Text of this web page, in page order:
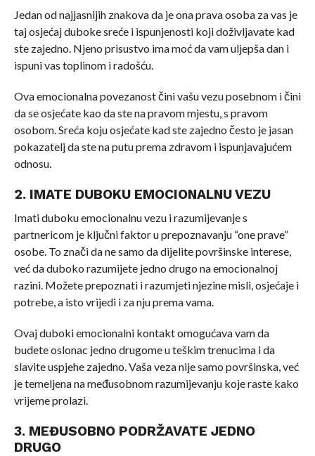
Jedan od najjasnijih znakova da je ona prava osoba za vas je
taj osjećaj duboke sreće i ispunjenosti koji doživljavate kad
ste zajedno. Njeno prisustvo ima moć da vam uljepša dan i
ispuni vas toplinom i radošću.
Ova emocionalna povezanost čini vašu vezu posebnom i čini
da se osjećate kao da ste na pravom mjestu, s pravom
osobom. Sreća koju osjećate kad ste zajedno često je jasan
pokazatelj da ste na putu prema zdravom i ispunjavajućem
odnosu.
2. IMATE DUBOKU EMOCIONALNU VEZU
Imati duboku emocionalnu vezu i razumijevanje s
partnericom je ključni faktor u prepoznavanju “one prave”
osobe. To znači da ne samo da dijelite površinske interese,
već da duboko razumijete jedno drugo na emocionalnoj
razini. Možete prepoznati i razumjeti njezine misli, osjećaje i
potrebe, a isto vrijedi i za nju prema vama.
Ovaj duboki emocionalni kontakt omogućava vam da
budete oslonac jedno drugome u teškim trenucima i da
slavite uspjehe zajedno. Vaša veza nije samo površinska, već
je temeljena na međusobnom razumijevanju koje raste kako
vrijeme prolazi.
3. MEĐUSOBNO PODRŽAVATE JEDNO
DRUGO